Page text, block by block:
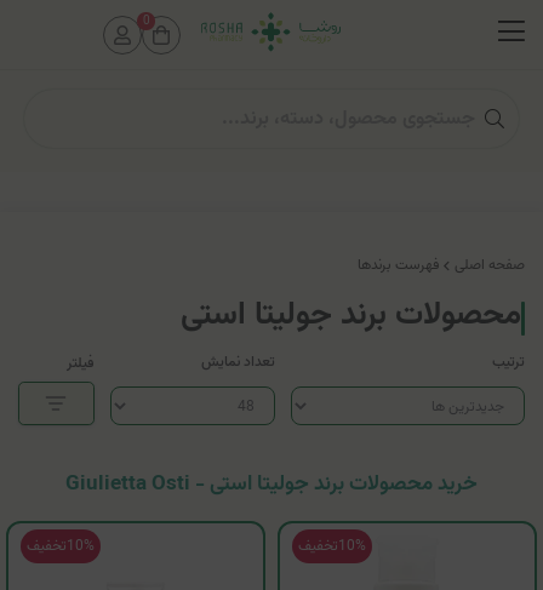
صفحه اصلی فهرست برندها
محصولات برند جولیتا استی
ترتیب تعداد نمایش فیلتر
خرید محصولات برند جولیتا استی - Giulietta Osti
10%تخفیف 10%تخفیف
0